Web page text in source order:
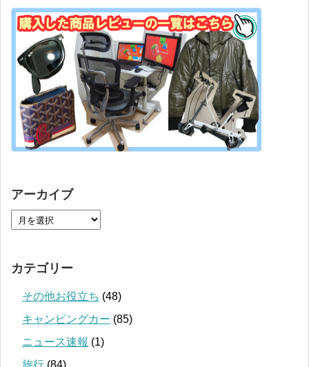
アーカイブ
カテゴリー
その他お役立ち (48)
キャンピングカー (85)
ニュース速報 (1)